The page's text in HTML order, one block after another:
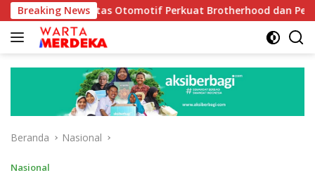
Langsung
ke
konten
Breaking News
Otomotif Perkuat Brotherhood dan Persatuan Bangsa di
Beranda Nasional
Nasional